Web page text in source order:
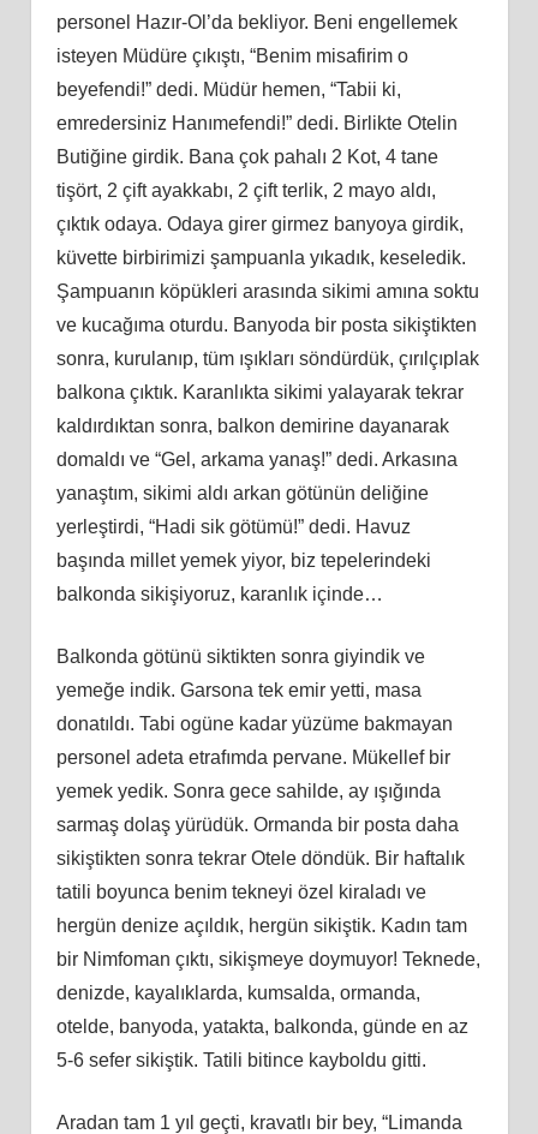
personel Hazır-Ol’da bekliyor. Beni engellemek
isteyen Müdüre çıkıştı, “Benim misafirim o
beyefendi!” dedi. Müdür hemen, “Tabii ki,
emredersiniz Hanımefendi!” dedi. Birlikte Otelin
Butiğine girdik. Bana çok pahalı 2 Kot, 4 tane
tişört, 2 çift ayakkabı, 2 çift terlik, 2 mayo aldı,
çıktık odaya. Odaya girer girmez banyoya girdik,
küvette birbirimizi şampuanla yıkadık, keseledik.
Şampuanın köpükleri arasında sikimi amına soktu
ve kucağıma oturdu. Banyoda bir posta sikiştikten
sonra, kurulanıp, tüm ışıkları söndürdük, çırılçıplak
balkona çıktık. Karanlıkta sikimi yalayarak tekrar
kaldırdıktan sonra, balkon demirine dayanarak
domaldı ve “Gel, arkama yanaş!” dedi. Arkasına
yanaştım, sikimi aldı arkan götünün deliğine
yerleştirdi, “Hadi sik götümü!” dedi. Havuz
başında millet yemek yiyor, biz tepelerindeki
balkonda sikişiyoruz, karanlık içinde…
Balkonda götünü siktikten sonra giyindik ve
yemeğe indik. Garsona tek emir yetti, masa
donatıldı. Tabi ogüne kadar yüzüme bakmayan
personel adeta etrafımda pervane. Mükellef bir
yemek yedik. Sonra gece sahilde, ay ışığında
sarmaş dolaş yürüdük. Ormanda bir posta daha
sikiştikten sonra tekrar Otele döndük. Bir haftalık
tatili boyunca benim tekneyi özel kiraladı ve
hergün denize açıldık, hergün sikiştik. Kadın tam
bir Nimfoman çıktı, sikişmeye doymuyor! Teknede,
denizde, kayalıklarda, kumsalda, ormanda,
otelde, banyoda, yatakta, balkonda, günde en az
5-6 sefer sikiştik. Tatili bitince kayboldu gitti.
Aradan tam 1 yıl geçti, kravatlı bir bey, “Limanda